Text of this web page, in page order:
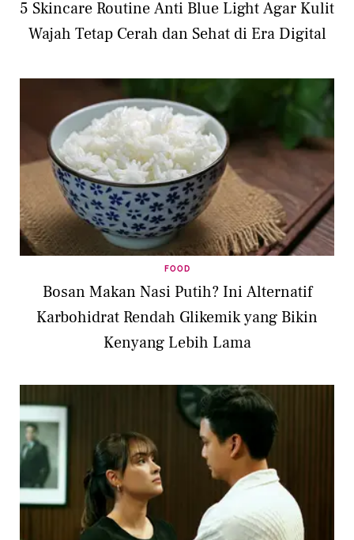
5 Skincare Routine Anti Blue Light Agar Kulit
Wajah Tetap Cerah dan Sehat di Era Digital
FOOD
Bosan Makan Nasi Putih? Ini Alternatif
Karbohidrat Rendah Glikemik yang Bikin
Kenyang Lebih Lama